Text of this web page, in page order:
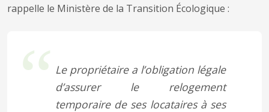
rappelle le Ministère de la Transition Écologique :
Le propriétaire a l’obligation légale
d’assurer le relogement
temporaire de ses locataires à ses